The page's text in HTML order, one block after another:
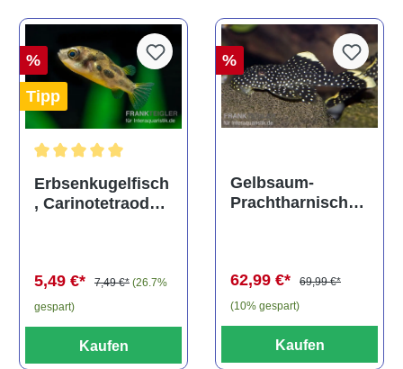
%
Tipp
Durchschnittliche Bewertung von 5 von 5 Sternen
Erbsenkugelfisch
, Carinotetraodon
5,49 €* 7,49 €* (26.7%
gespart)
Kaufen
%
Gelbsaum-
Prachtharnischw
62,99 €*
69,99 €*
(10% gespart)
Kaufen